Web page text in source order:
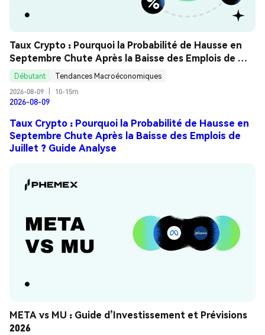
Taux Crypto : Pourquoi la Probabilité de Hausse en
Septembre Chute Après la Baisse des Emplois de
Juillet ? Guide Analyse
Débutant
Tendances Macroéconomiques
2026-08-09
10-15m
2026-08-09
Taux Crypto : Pourquoi la Probabilité de Hausse en
Septembre Chute Après la Baisse des Emplois de
Juillet ? Guide Analyse
META vs MU : Guide d’Investissement et Prévisions
2026